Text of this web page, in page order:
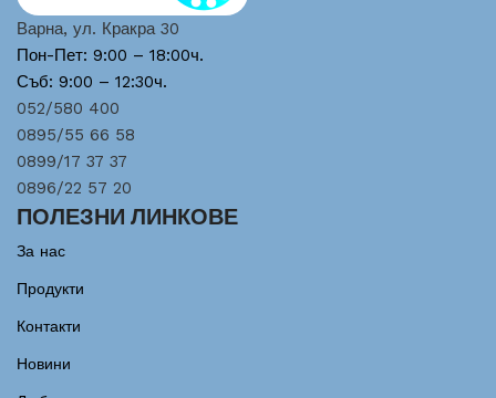
Варна, ул. Кракра 30
Пон-Пет: 9:00 – 18:00ч.
Съб: 9:00 – 12:30ч.
052/580 400
0895/55 66 58
0899/17 37 37
0896/22 57 20
ПОЛЕЗНИ ЛИНКОВЕ
За нас
Продукти
Контакти
Новини